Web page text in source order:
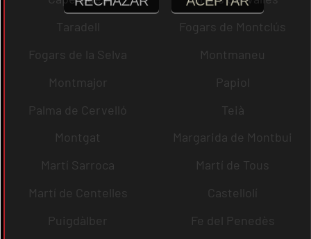
Taradell
Fogars de Montclús
Fogars de la Selva
Montmaneu
Montmajor
Papiol
Palma de Cervelló
Teià
Montgat
Margarida de Montbui
Martí Sarroca
Martí de Tous
Martí de Centelles
Castellolí
Puigdàlber
Fe del Penedès